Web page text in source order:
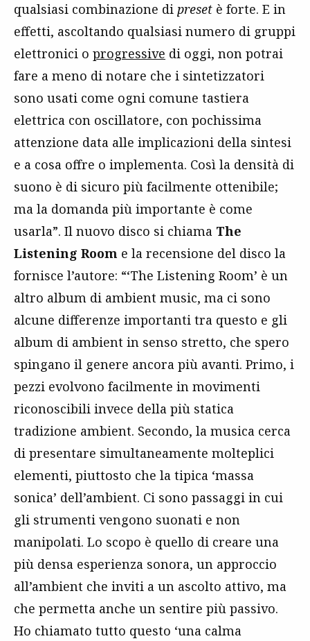
qualsiasi combinazione di preset è forte. E in
effetti, ascoltando qualsiasi numero di gruppi
elettronici o progressive di oggi, non potrai
fare a meno di notare che i sintetizzatori
sono usati come ogni comune tastiera
elettrica con oscillatore, con pochissima
attenzione data alle implicazioni della sintesi
e a cosa offre o implementa. Così la densità di
suono è di sicuro più facilmente ottenibile;
ma la domanda più importante è come
usarla”. Il nuovo disco si chiama The
Listening Room e la recensione del disco la
fornisce l’autore: “‘The Listening Room’ è un
altro album di ambient music, ma ci sono
alcune differenze importanti tra questo e gli
album di ambient in senso stretto, che spero
spingano il genere ancora più avanti. Primo, i
pezzi evolvono facilmente in movimenti
riconoscibili invece della più statica
tradizione ambient. Secondo, la musica cerca
di presentare simultaneamente molteplici
elementi, piuttosto che la tipica ‘massa
sonica’ dell’ambient. Ci sono passaggi in cui
gli strumenti vengono suonati e non
manipolati. Lo scopo è quello di creare una
più densa esperienza sonora, un approccio
all’ambient che inviti a un ascolto attivo, ma
che permetta anche un sentire più passivo.
Ho chiamato tutto questo ‘una calma